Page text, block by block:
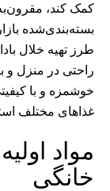
کمک کند،
بسته‌بندی‌شده
طرز تهیه خلال
راحتی در منزل و
خوشمزه و با
غذاهای مختلف
مواد
خانگی